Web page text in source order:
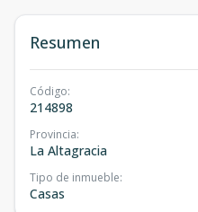
Resumen
Código:
214898
Provincia:
La Altagracia
Tipo de inmueble:
Casas